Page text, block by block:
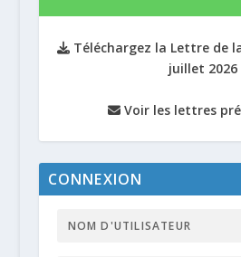
Téléchargez la Lettre de
juillet 2026
Voir les lettres
CONNEXION